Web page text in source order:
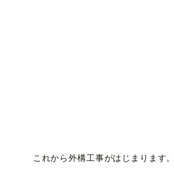
これから外構工事がはじまります。